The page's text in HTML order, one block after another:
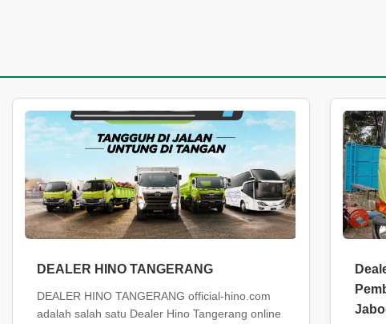
DEALER HINO TANGERANG
DEALER HINO TANGERANG official-hino.com
adalah salah satu Dealer Hino Tangerang online